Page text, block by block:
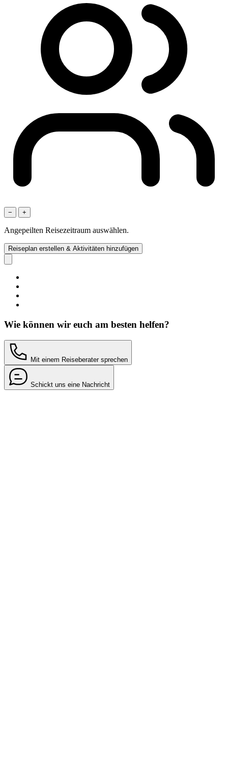
− +
Angepeilten Reisezeitraum auswählen.
Reiseplan erstellen & Aktivitäten hinzufügen
Wie können wir euch am besten helfen?
Mit einem Reiseberater sprechen
Schickt uns eine Nachricht